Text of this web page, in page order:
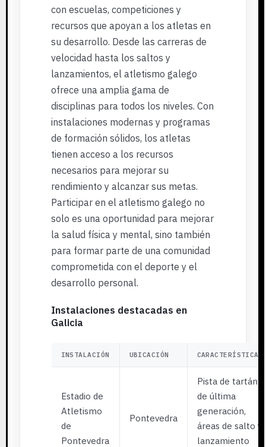
con escuelas, competiciones y
recursos que apoyan a los atletas en
su desarrollo. Desde las carreras de
velocidad hasta los saltos y
lanzamientos, el atletismo galego
ofrece una amplia gama de
disciplinas para todos los niveles. Con
instalaciones modernas y programas
de formación sólidos, los atletas
tienen acceso a los recursos
necesarios para mejorar su
rendimiento y alcanzar sus metas.
Participar en el atletismo galego no
solo es una oportunidad para mejorar
la salud física y mental, sino también
para formar parte de una comunidad
comprometida con el deporte y el
desarrollo personal.
Instalaciones destacadas en
Galicia
INSTALACIÓN UBICACIÓN CARACTERÍSTICAS
Estadio de
Atletismo
de
Pontevedra
Pontevedra
Pista de tartán
de última
generación,
áreas de salto y
lanzamiento